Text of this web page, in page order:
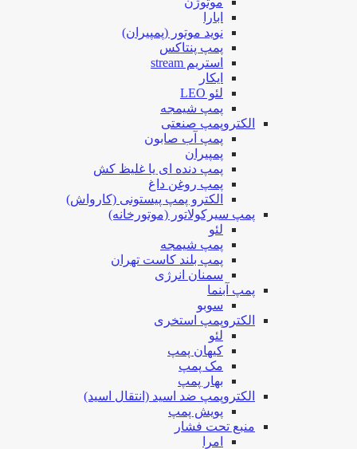
ابارا
نوید موتور (پمپیران)
پمپ پنتاکس
استریم stream
ایکار
لئو LEO
پمپ شیمجه
الکتروپمپ صنعتی
پمپ آب صابون
پمپیران
پمپ دنده ای یا غلیظ کش
پمپ روغن داغ
الکترو پمپ پیستونی (کارواش)
پمپ سیرکولاتور (موتورخانه)
لئو
پمپ شیمجه
پمپ بلند کاست تهران
سمنان انرژی
پمپ آبنما
سوبو
الکتروپمپ استخری
لئو
کیهان پمپ
مک پمپ
بهار پمپ
الکتروپمپ ضد اسید (انتقال اسید)
پویش پمپ
منبع تحت فشار
امرا